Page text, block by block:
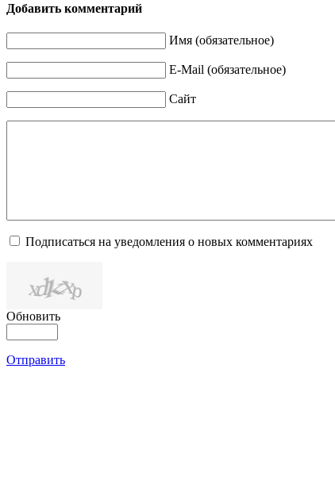
Добавить комментарий
Имя (обязательное)
E-Mail (обязательное)
Сайт
Подписаться на уведомления о новых комментариях
Обновить
Отправить